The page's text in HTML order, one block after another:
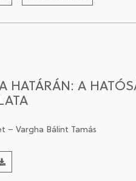
HATÁRÁN: A
– Vargha Bálint Tamás